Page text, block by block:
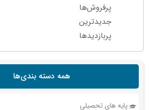
پرفروش‌ها
جدیدترین
پربازدید‌ها
همه دسته بندی‌ها
پایه های تحصیلی